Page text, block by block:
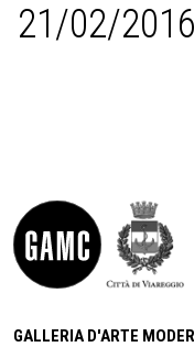
21/02/2016
GALLERIA D'ARTE